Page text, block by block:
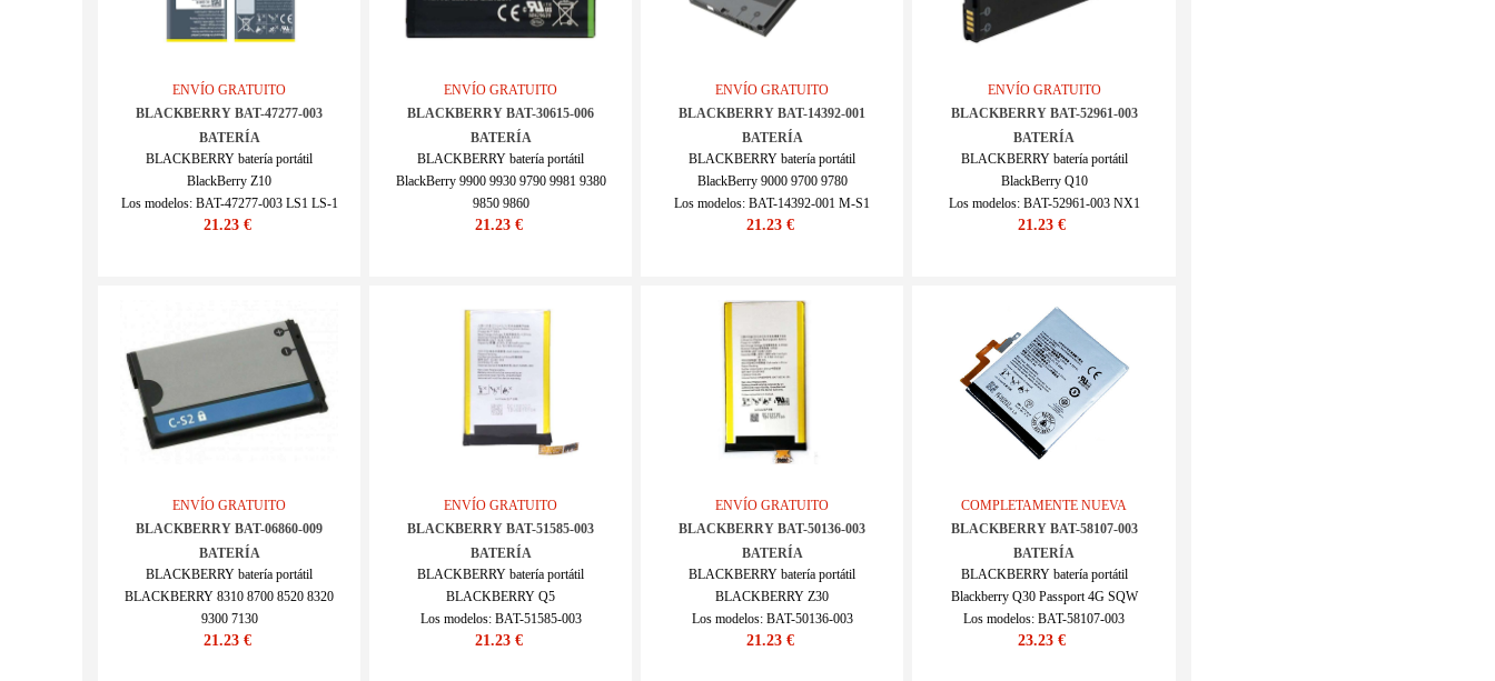
ENVÍO GRATUITO
BLACKBERRY BAT-47277-003
BATERÍA
BLACKBERRY batería portátil
BlackBerry Z10
Los modelos: BAT-47277-003 LS1 LS-1
SKU : 20IV169_Te
21.23 €
ENVÍO GRATUITO
BLACKBERRY BAT-30615-006
BATERÍA
BLACKBERRY batería portátil
BlackBerry 9900 9930 9790 9981 9380
9850 9860
Los modelos: BAT-30615-006 JM1
21.23 €
ENVÍO GRATUITO
BLACKBERRY BAT-14392-001
BATERÍA
BLACKBERRY batería portátil
BlackBerry 9000 9700 9780
Los modelos: BAT-14392-001 M-S1
SKU : 20IV167_Te
21.23 €
ENVÍO GRATUITO
BLACKBERRY BAT-52961-003
BATERÍA
BLACKBERRY batería portátil
BlackBerry Q10
Los modelos: BAT-52961-003 NX1
SKU : 20IV166_Te
21.23 €
ENVÍO GRATUITO
BLACKBERRY BAT-06860-009
BATERÍA
BLACKBERRY batería portátil
BLACKBERRY 8310 8700 8520 8320
9300 7130
Los modelos: BAT-06860-009 C-S2
21.23 €
ENVÍO GRATUITO
BLACKBERRY BAT-51585-003
BATERÍA
BLACKBERRY batería portátil
BLACKBERRY Q5
Los modelos: BAT-51585-003
SKU : 20IV164_Te
21.23 €
ENVÍO GRATUITO
BLACKBERRY BAT-50136-003
BATERÍA
BLACKBERRY batería portátil
BLACKBERRY Z30
Los modelos: BAT-50136-003
SKU : 20IV163_Te
21.23 €
COMPLETAMENTE NUEVA
BLACKBERRY BAT-58107-003
BATERÍA
BLACKBERRY batería portátil
Blackberry Q30 Passport 4G SQW
Los modelos: BAT-58107-003
SKU : ECN11228_Te
23.23 €